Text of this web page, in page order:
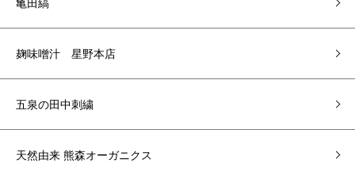
麹味噌汁 星野本店
五泉の田中刺繍
天然由来 熊森オーガニクス